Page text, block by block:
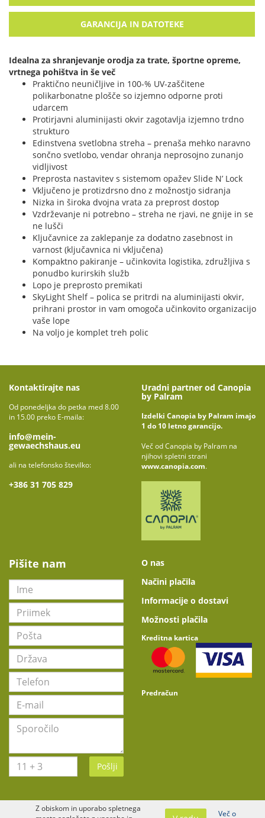
GARANCIJA IN DATOTEKE
Idealna za shranjevanje orodja za trate, športne opreme,
vrtnega pohištva in še več
Praktično neuničljive in 100-% UV-zaščitene
polikarbonatne plošče so izjemno odporne proti
udarcem
Protirjavni aluminijasti okvir zagotavlja izjemno trdno
strukturo
Edinstvena svetlobna streha – prenaša mehko naravno
sončno svetlobo, vendar ohranja neprosojno zunanjo
vidljivost
Preprosta nastavitev s sistemom opažev Slide N’ Lock
Vključeno je protizdrsno dno z možnostjo sidranja
Nizka in široka dvojna vrata za preprost dostop
Vzdrževanje ni potrebno – streha ne rjavi, ne gnije in se
ne lušči
Ključavnice za zaklepanje za dodatno zasebnost in
varnost (ključavnica ni vključena)
Kompaktno pakiranje – učinkovita logistika, združljiva s
ponudbo kurirskih služb
Lopo je preprosto premikati
SkyLight Shelf – polica se pritrdi na aluminijasti okvir,
prihrani prostor in vam omogoča učinkovito organizacijo
vaše lope
Na voljo je komplet treh polic
Kontaktirajte nas
Od ponedeljka do petka med 8.00
in 15.00 preko E-maila:
info@mein-
gewaechshaus.eu
ali na telefonsko številko:
+386 31 705 829
Uradni partner od Canopia
by Palram
Izdelki Canopia by Palram imajo
1 do 10 letno garancijo.
Več od Canopia by Palram na
njihovi spletni strani
www.canopia.com.
Pišite nam
Pošlji
O nas
Načini plačila
Informacije o dostavi
Možnosti plačila
Kreditna kartica
Predračun
Z obiskom in uporabo spletnega
Več o